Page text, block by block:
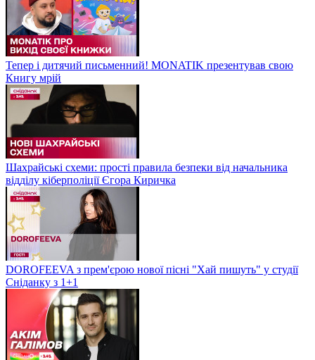
Тепер і дитячий письменний! MONATIK презентував свою
Книгу мрій
Шахрайські схеми: прості правила безпеки від начальника
відділу кіберполіції Єгора Киричка
DOROFEEVA з прем'єрою нової пісні "Хай пишуть" у студії
Сніданку з 1+1